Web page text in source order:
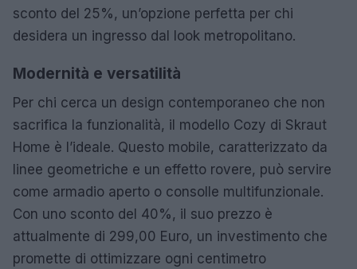
sconto del 25%, un’opzione perfetta per chi
desidera un ingresso dal look metropolitano.
Modernità e versatilità
Per chi cerca un design contemporaneo che non
sacrifica la funzionalità, il modello Cozy di Skraut
Home è l’ideale. Questo mobile, caratterizzato da
linee geometriche e un effetto rovere, può servire
come armadio aperto o consolle multifunzionale.
Con uno sconto del 40%, il suo prezzo è
attualmente di 299,00 Euro, un investimento che
promette di ottimizzare ogni centimetro